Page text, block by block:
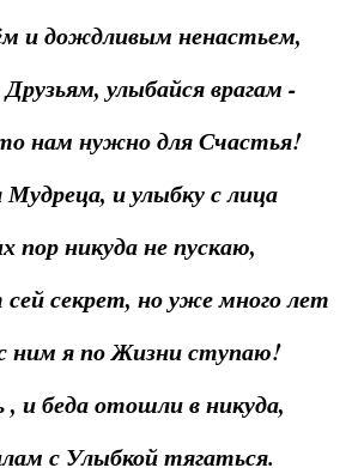
и дождливым ненастьем,
улыбайся врагам -
нам нужно для Счастья!
и улыбку с лица
пор никуда не пускаю,
секрет, но уже много лет
ним я по Жизни ступаю!
, и беда отошли в никуда,
с Улыбкой тягаться.